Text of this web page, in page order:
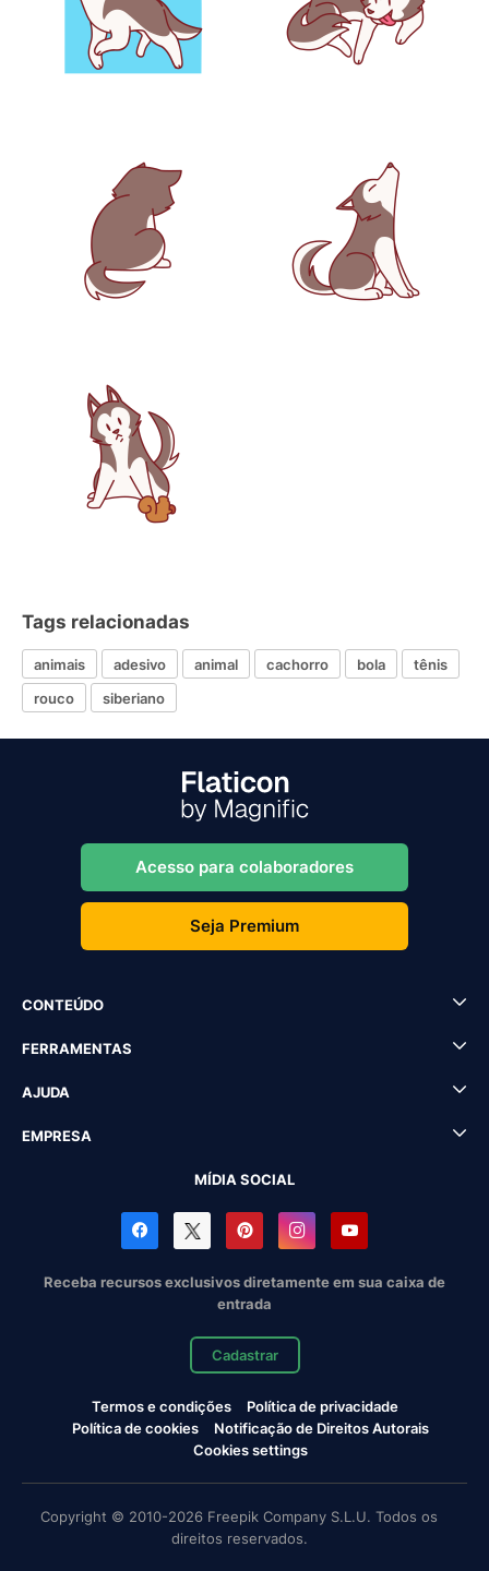
Tags relacionadas
animais adesivo animal cachorro bola
tênis
rouco
siberiano
Acesso para colaboradores
Seja Premium
CONTEÚDO
FERRAMENTAS
AJUDA
EMPRESA
MÍDIA SOCIAL
Receba recursos exclusivos diretamente em sua caixa de
entrada
Cadastrar
Termos e condições
Política de privacidade
Política de cookies
Notificação de Direitos Autorais
Cookies settings
Copyright © 2010-2026 Freepik Company S.L.U. Todos os
direitos reservados.